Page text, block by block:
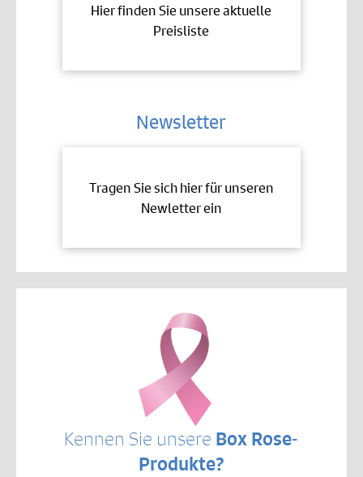
Hier finden Sie unsere aktuelle
Preisliste
Newsletter
Tragen Sie sich hier für unseren
Newletter ein
Kennen Sie unsere Box Rose-
Produkte?